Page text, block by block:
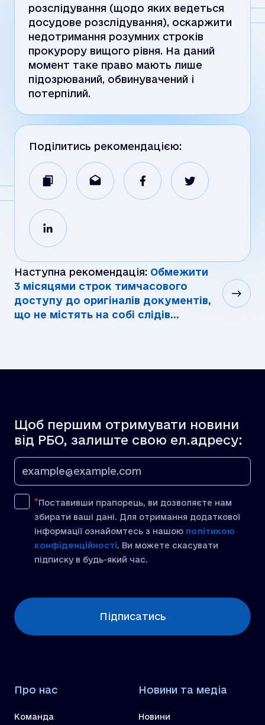
розслідування (щодо яких ведеться
досудове розслідування), оскаржити
недотримання розумних строків
прокурору вищого рівня. На даний
момент таке право мають лише
підозрюваний, обвинувачений і
потерпілий.
Поділитись рекомендацією:
Наступна рекомендація: Обмежити
3 місяцями строк тимчасового
доступу до оригіналів документів,
що не містять на собі слідів...
Щоб першим отримувати новини
від РБО, залиште свою ел.адресу:
Поставивши прапорець, ви дозволяєте нам
збирати ваші дані. Для отримання додаткової
інформації ознайомтесь з нашою політикою
конфіденційності. Ви можете скасувати
підписку в будь-який час.
Підписатись
Про нас
Команда
Новини та медіа
Новини